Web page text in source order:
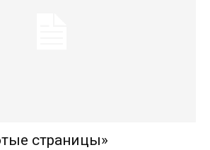
страницы»